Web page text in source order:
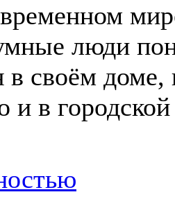
люди
своём доме,
и в